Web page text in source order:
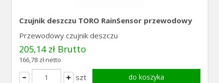
Czujnik deszczu TORO RainSensor przewodowy
Przewodowy czujnik deszczu
205,14 zł Brutto
166,78 zł netto
szt do koszyka